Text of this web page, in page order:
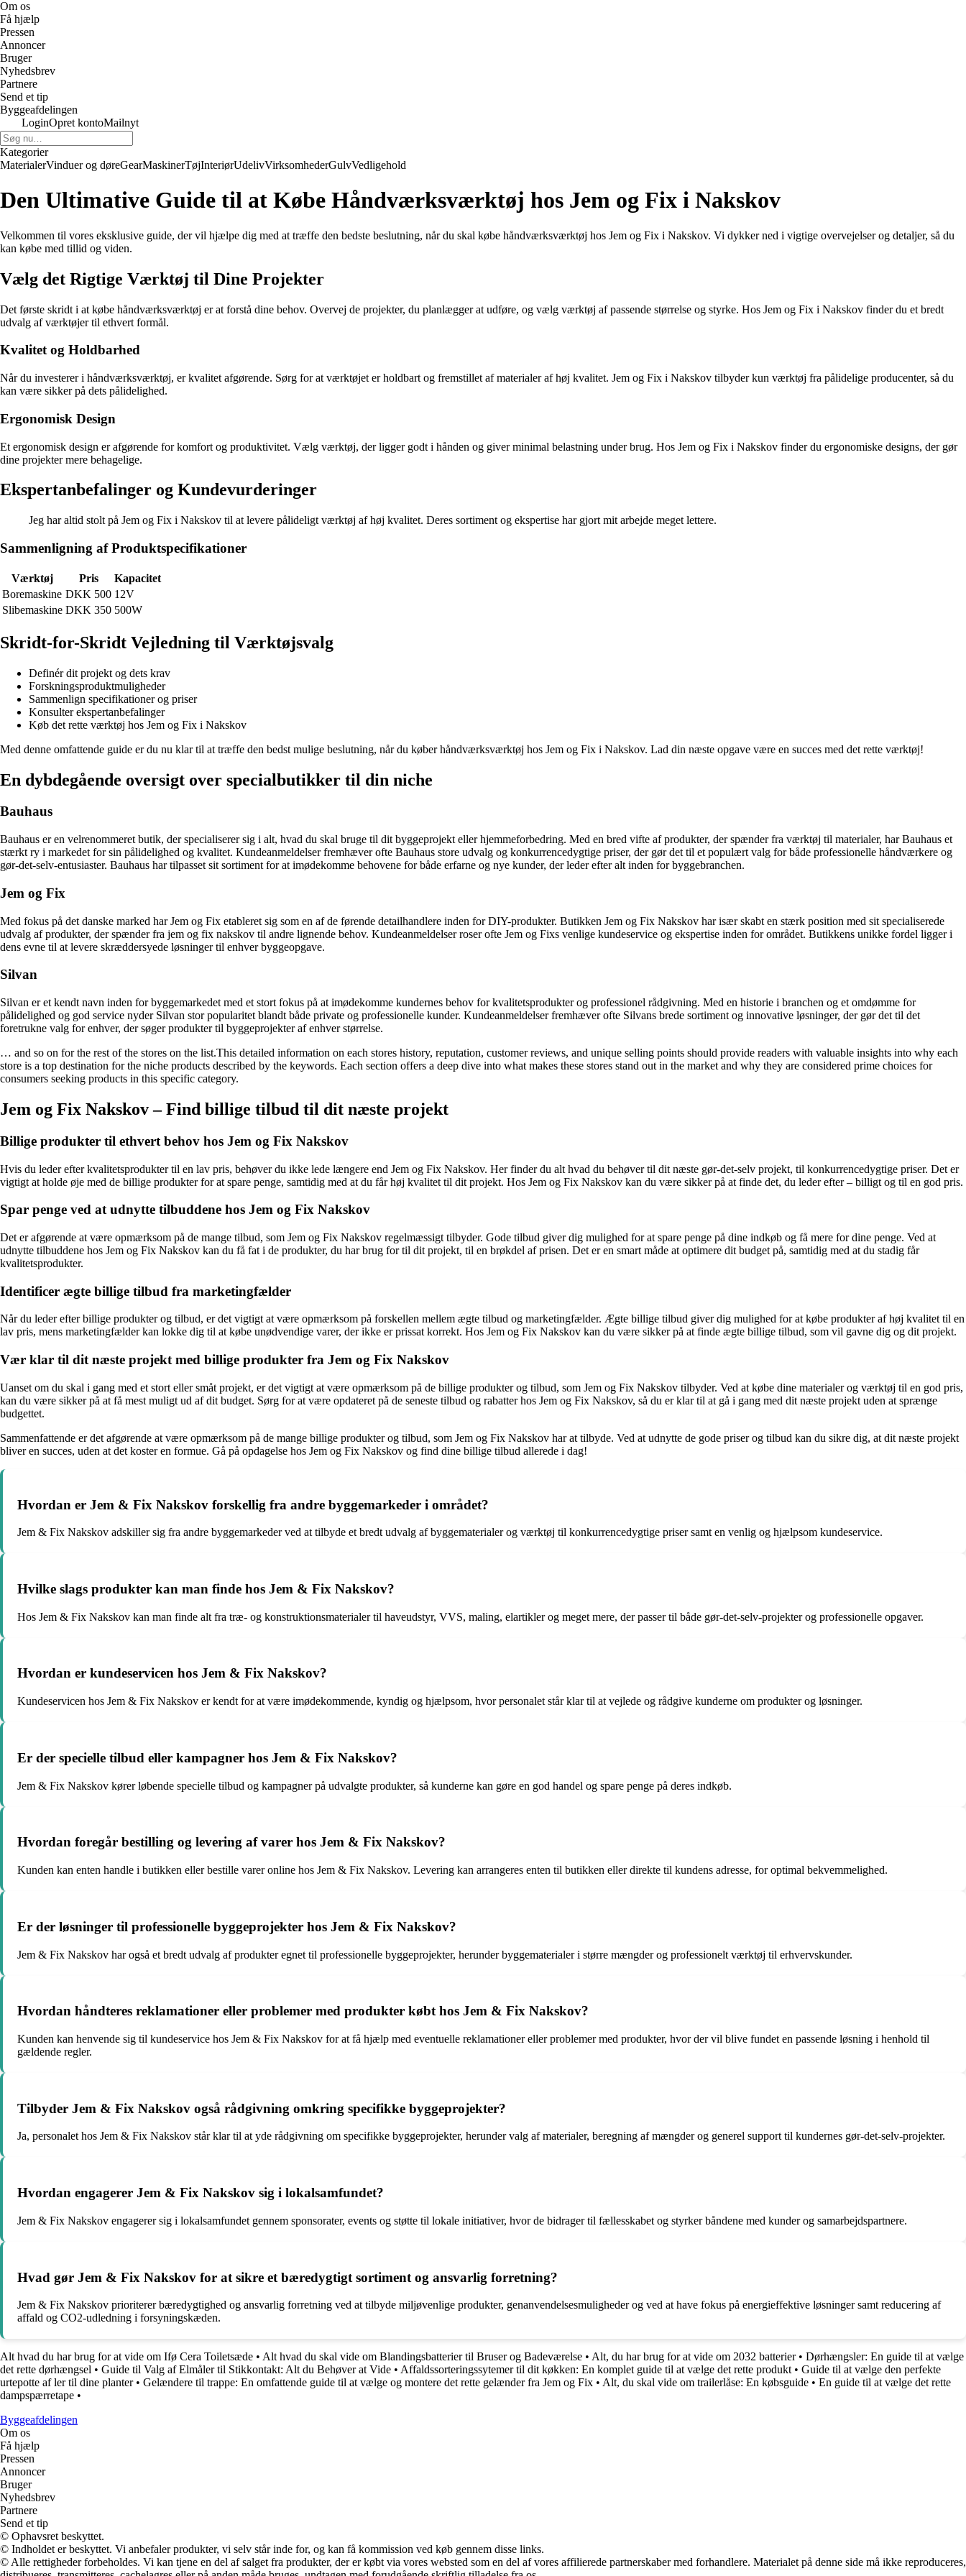
Om os
Få hjælp
Pressen
Annoncer
Bruger
Nyhedsbrev
Partnere
Send et tip
Byggeafdelingen
LoginOpret kontoMailnyt
Kategorier
MaterialerVinduer og døreGearMaskinerTøjInteriørUdelivVirksomhederGulvVedligehold
Den Ultimative Guide til at Købe Håndværksværktøj hos Jem og Fix i Nakskov
Velkommen til vores eksklusive guide, der vil hjælpe dig med at træffe den bedste beslutning, når du skal købe håndværksværktøj hos Jem og Fix i Nakskov. Vi dykker ned i vigtige overvejelser og detaljer, så du
kan købe med tillid og viden.
Vælg det Rigtige Værktøj til Dine Projekter
Det første skridt i at købe håndværksværktøj er at forstå dine behov. Overvej de projekter, du planlægger at udføre, og vælg værktøj af passende størrelse og styrke. Hos Jem og Fix i Nakskov finder du et bredt
udvalg af værktøjer til ethvert formål.
Kvalitet og Holdbarhed
Når du investerer i håndværksværktøj, er kvalitet afgørende. Sørg for at værktøjet er holdbart og fremstillet af materialer af høj kvalitet. Jem og Fix i Nakskov tilbyder kun værktøj fra pålidelige producenter, så du
kan være sikker på dets pålidelighed.
Ergonomisk Design
Et ergonomisk design er afgørende for komfort og produktivitet. Vælg værktøj, der ligger godt i hånden og giver minimal belastning under brug. Hos Jem og Fix i Nakskov finder du ergonomiske designs, der gør
dine projekter mere behagelige.
Ekspertanbefalinger og Kundevurderinger
Jeg har altid stolt på Jem og Fix i Nakskov til at levere pålideligt værktøj af høj kvalitet. Deres sortiment og ekspertise har gjort mit arbejde meget lettere.
Sammenligning af Produktspecifikationer
Værktøj Pris
Kapacitet
Boremaskine DKK 500 12V
Slibemaskine DKK 350 500W
Skridt-for-Skridt Vejledning til Værktøjsvalg
Definér dit projekt og dets krav
Forskningsproduktmuligheder
Sammenlign specifikationer og priser
Konsulter ekspertanbefalinger
Køb det rette værktøj hos Jem og Fix i Nakskov
Med denne omfattende guide er du nu klar til at træffe den bedst mulige beslutning, når du køber håndværksværktøj hos Jem og Fix i Nakskov. Lad din næste opgave være en succes med det rette værktøj!
En dybdegående oversigt over specialbutikker til din niche
Bauhaus
Bauhaus er en velrenommeret butik, der specialiserer sig i alt, hvad du skal bruge til dit byggeprojekt eller hjemmeforbedring. Med en bred vifte af produkter, der spænder fra værktøj til materialer, har Bauhaus et
stærkt ry i markedet for sin pålidelighed og kvalitet. Kundeanmeldelser fremhæver ofte Bauhaus store udvalg og konkurrencedygtige priser, der gør det til et populært valg for både professionelle håndværkere og
gør-det-selv-entusiaster. Bauhaus har tilpasset sit sortiment for at imødekomme behovene for både erfarne og nye kunder, der leder efter alt inden for byggebranchen.
Jem og Fix
Med fokus på det danske marked har Jem og Fix etableret sig som en af de førende detailhandlere inden for DIY-produkter. Butikken Jem og Fix Nakskov har især skabt en stærk position med sit specialiserede
udvalg af produkter, der spænder fra jem og fix nakskov til andre lignende behov. Kundeanmeldelser roser ofte Jem og Fixs venlige kundeservice og ekspertise inden for området. Butikkens unikke fordel ligger i
dens evne til at levere skræddersyede løsninger til enhver byggeopgave.
Silvan
Silvan er et kendt navn inden for byggemarkedet med et stort fokus på at imødekomme kundernes behov for kvalitetsprodukter og professionel rådgivning. Med en historie i branchen og et omdømme for
pålidelighed og god service nyder Silvan stor popularitet blandt både private og professionelle kunder. Kundeanmeldelser fremhæver ofte Silvans brede sortiment og innovative løsninger, der gør det til det
foretrukne valg for enhver, der søger produkter til byggeprojekter af enhver størrelse.
… and so on for the rest of the stores on the list.This detailed information on each stores history, reputation, customer reviews, and unique selling points should provide readers with valuable insights into why each
store is a top destination for the niche products described by the keywords. Each section offers a deep dive into what makes these stores stand out in the market and why they are considered prime choices for
consumers seeking products in this specific category.
Jem og Fix Nakskov – Find billige tilbud til dit næste projekt
Billige produkter til ethvert behov hos Jem og Fix Nakskov
Hvis du leder efter kvalitetsprodukter til en lav pris, behøver du ikke lede længere end Jem og Fix Nakskov. Her finder du alt hvad du behøver til dit næste gør-det-selv projekt, til konkurrencedygtige priser. Det er
vigtigt at holde øje med de billige produkter for at spare penge, samtidig med at du får høj kvalitet til dit projekt. Hos Jem og Fix Nakskov kan du være sikker på at finde det, du leder efter – billigt og til en god pris.
Spar penge ved at udnytte tilbuddene hos Jem og Fix Nakskov
Det er afgørende at være opmærksom på de mange tilbud, som Jem og Fix Nakskov regelmæssigt tilbyder. Gode tilbud giver dig mulighed for at spare penge på dine indkøb og få mere for dine penge. Ved at
udnytte tilbuddene hos Jem og Fix Nakskov kan du få fat i de produkter, du har brug for til dit projekt, til en brøkdel af prisen. Det er en smart måde at optimere dit budget på, samtidig med at du stadig får
kvalitetsprodukter.
Identificer ægte billige tilbud fra marketingfælder
Når du leder efter billige produkter og tilbud, er det vigtigt at være opmærksom på forskellen mellem ægte tilbud og marketingfælder. Ægte billige tilbud giver dig mulighed for at købe produkter af høj kvalitet til en
lav pris, mens marketingfælder kan lokke dig til at købe unødvendige varer, der ikke er prissat korrekt. Hos Jem og Fix Nakskov kan du være sikker på at finde ægte billige tilbud, som vil gavne dig og dit projekt.
Vær klar til dit næste projekt med billige produkter fra Jem og Fix Nakskov
Uanset om du skal i gang med et stort eller småt projekt, er det vigtigt at være opmærksom på de billige produkter og tilbud, som Jem og Fix Nakskov tilbyder. Ved at købe dine materialer og værktøj til en god pris,
kan du være sikker på at få mest muligt ud af dit budget. Sørg for at være opdateret på de seneste tilbud og rabatter hos Jem og Fix Nakskov, så du er klar til at gå i gang med dit næste projekt uden at sprænge
budgettet.
Sammenfattende er det afgørende at være opmærksom på de mange billige produkter og tilbud, som Jem og Fix Nakskov har at tilbyde. Ved at udnytte de gode priser og tilbud kan du sikre dig, at dit næste projekt
bliver en succes, uden at det koster en formue. Gå på opdagelse hos Jem og Fix Nakskov og find dine billige tilbud allerede i dag!
Hvordan er Jem & Fix Nakskov forskellig fra andre byggemarkeder i området?
Jem & Fix Nakskov adskiller sig fra andre byggemarkeder ved at tilbyde et bredt udvalg af byggematerialer og værktøj til konkurrencedygtige priser samt en venlig og hjælpsom kundeservice.
Hvilke slags produkter kan man finde hos Jem & Fix Nakskov?
Hos Jem & Fix Nakskov kan man finde alt fra træ- og konstruktionsmaterialer til haveudstyr, VVS, maling, elartikler og meget mere, der passer til både gør-det-selv-projekter og professionelle opgaver.
Hvordan er kundeservicen hos Jem & Fix Nakskov?
Kundeservicen hos Jem & Fix Nakskov er kendt for at være imødekommende, kyndig og hjælpsom, hvor personalet står klar til at vejlede og rådgive kunderne om produkter og løsninger.
Er der specielle tilbud eller kampagner hos Jem & Fix Nakskov?
Jem & Fix Nakskov kører løbende specielle tilbud og kampagner på udvalgte produkter, så kunderne kan gøre en god handel og spare penge på deres indkøb.
Hvordan foregår bestilling og levering af varer hos Jem & Fix Nakskov?
Kunden kan enten handle i butikken eller bestille varer online hos Jem & Fix Nakskov. Levering kan arrangeres enten til butikken eller direkte til kundens adresse, for optimal bekvemmelighed.
Er der løsninger til professionelle byggeprojekter hos Jem & Fix Nakskov?
Jem & Fix Nakskov har også et bredt udvalg af produkter egnet til professionelle byggeprojekter, herunder byggematerialer i større mængder og professionelt værktøj til erhvervskunder.
Hvordan håndteres reklamationer eller problemer med produkter købt hos Jem & Fix Nakskov?
Kunden kan henvende sig til kundeservice hos Jem & Fix Nakskov for at få hjælp med eventuelle reklamationer eller problemer med produkter, hvor der vil blive fundet en passende løsning i henhold til
gældende regler.
Tilbyder Jem & Fix Nakskov også rådgivning omkring specifikke byggeprojekter?
Ja, personalet hos Jem & Fix Nakskov står klar til at yde rådgivning om specifikke byggeprojekter, herunder valg af materialer, beregning af mængder og generel support til kundernes gør-det-selv-projekter.
Hvordan engagerer Jem & Fix Nakskov sig i lokalsamfundet?
Jem & Fix Nakskov engagerer sig i lokalsamfundet gennem sponsorater, events og støtte til lokale initiativer, hvor de bidrager til fællesskabet og styrker båndene med kunder og samarbejdspartnere.
Hvad gør Jem & Fix Nakskov for at sikre et bæredygtigt sortiment og ansvarlig forretning?
Jem & Fix Nakskov prioriterer bæredygtighed og ansvarlig forretning ved at tilbyde miljøvenlige produkter, genanvendelsesmuligheder og ved at have fokus på energieffektive løsninger samt reducering af
affald og CO2-udledning i forsyningskæden.
Alt hvad du har brug for at vide om Ifø Cera Toiletsæde • Alt hvad du skal vide om Blandingsbatterier til Bruser og Badeværelse • Alt, du har brug for at vide om 2032 batterier• Dørhængsler: En guide til at vælge
det rette dørhængsel • Guide til Valg af Elmåler til Stikkontakt: Alt du Behøver at Vide • Affaldssorteringssytemer til dit køkken: En komplet guide til at vælge det rette produkt • Guide til at vælge den perfekte
urtepotte af ler til dine planter• Gelændere til trappe: En omfattende guide til at vælge og montere det rette gelænder fra Jem og Fix • Alt, du skal vide om trailerlåse: En købsguide • En guide til at vælge det rette
dampspærretape •
Byggeafdelingen
Om os
Få hjælp
Pressen
Annoncer
Bruger
Nyhedsbrev
Partnere
Send et tip
© Ophavsret beskyttet.
© Indholdet er beskyttet. Vi anbefaler produkter, vi selv står inde for, og kan få kommission ved køb gennem disse links.
© Alle rettigheder forbeholdes. Vi kan tjene en del af salget fra produkter, der er købt via vores websted som en del af vores affilierede partnerskaber med forhandlere. Materialet på denne side må ikke reproduceres,